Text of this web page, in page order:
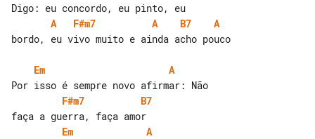
A
F#m7 A B7
A
bordo, eu vivo muito e ainda acho pouco
Em
A
F#m7
B7
Em
A